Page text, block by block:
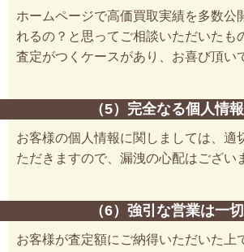
ホームページで高価買取実績を多数公
れるの？と思ってご相談いただいたも
査定がつくケースがあり、お喜び頂い
（5）完全なる個人情
お客様の個人情報に関しましては、適
ただきますので、漏洩の心配はござい
（6）強引な営業は一
お客様が査定額にご納得いただいた上